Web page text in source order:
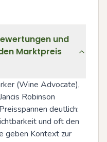
und
Marktpreis
(Wine Advocate),
Robinson
deutlich:
und oft den
geben Kontext zur